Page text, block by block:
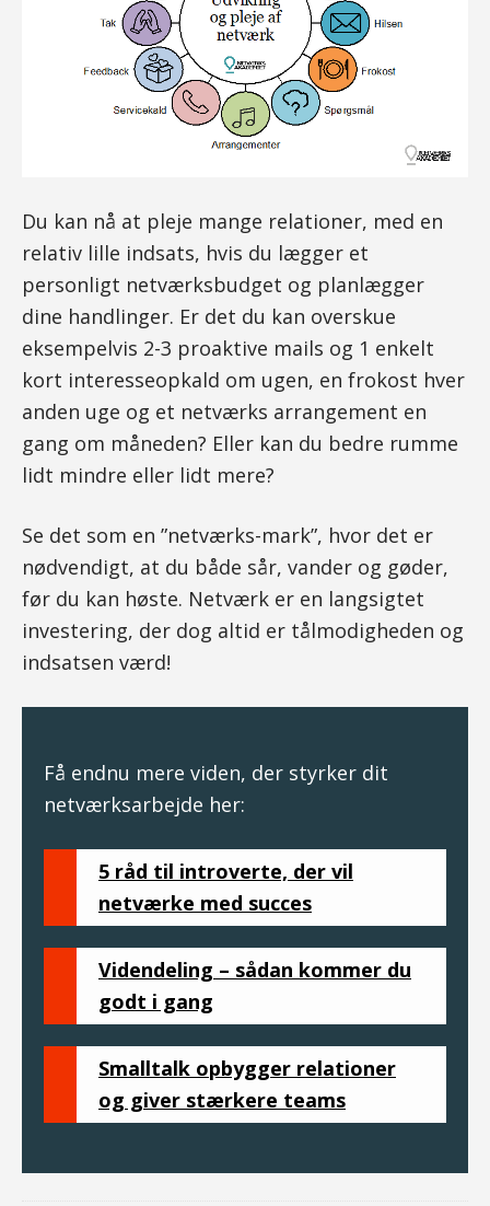
Du kan nå at pleje mange relationer, med en
relativ lille indsats, hvis du lægger et
personligt netværksbudget og planlægger
dine handlinger. Er det du kan overskue
eksempelvis 2-3 proaktive mails og 1 enkelt
kort interesseopkald om ugen, en frokost hver
anden uge og et netværks arrangement en
gang om måneden? Eller kan du bedre rumme
lidt mindre eller lidt mere?
Se det som en ”netværks-mark”, hvor det er
nødvendigt, at du både sår, vander og gøder,
før du kan høste. Netværk er en langsigtet
investering, der dog altid er tålmodigheden og
indsatsen værd!
Få endnu mere viden, der styrker dit
netværksarbejde her:
5 råd til introverte, der vil
netværke med succes
Videndeling – sådan kommer du
godt i gang
Smalltalk opbygger relationer
og giver stærkere teams